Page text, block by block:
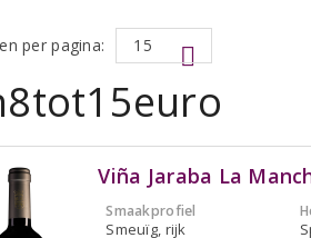
per pagina:
Viña Jaraba La
Smaakprofiel
Smeuïg, rijk